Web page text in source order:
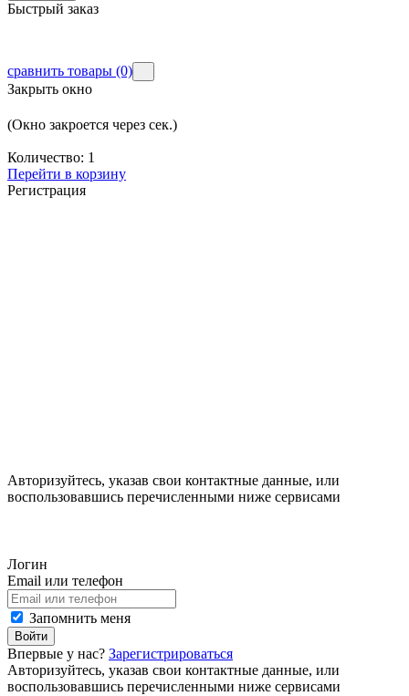
Быстрый заказ
сравнить товары (0)
Закрыть окно
(Окно закроется через сек.)
Количество: 1
Перейти в корзину
Регистрация
Авторизуйтесь, указав свои контактные данные, или
воспользовавшись перечисленными ниже сервисами
Логин
Email или телефон
Запомнить меня
Войти
Впервые у нас? Зарегистрироваться
Авторизуйтесь, указав свои контактные данные, или
воспользовавшись перечисленными ниже сервисами